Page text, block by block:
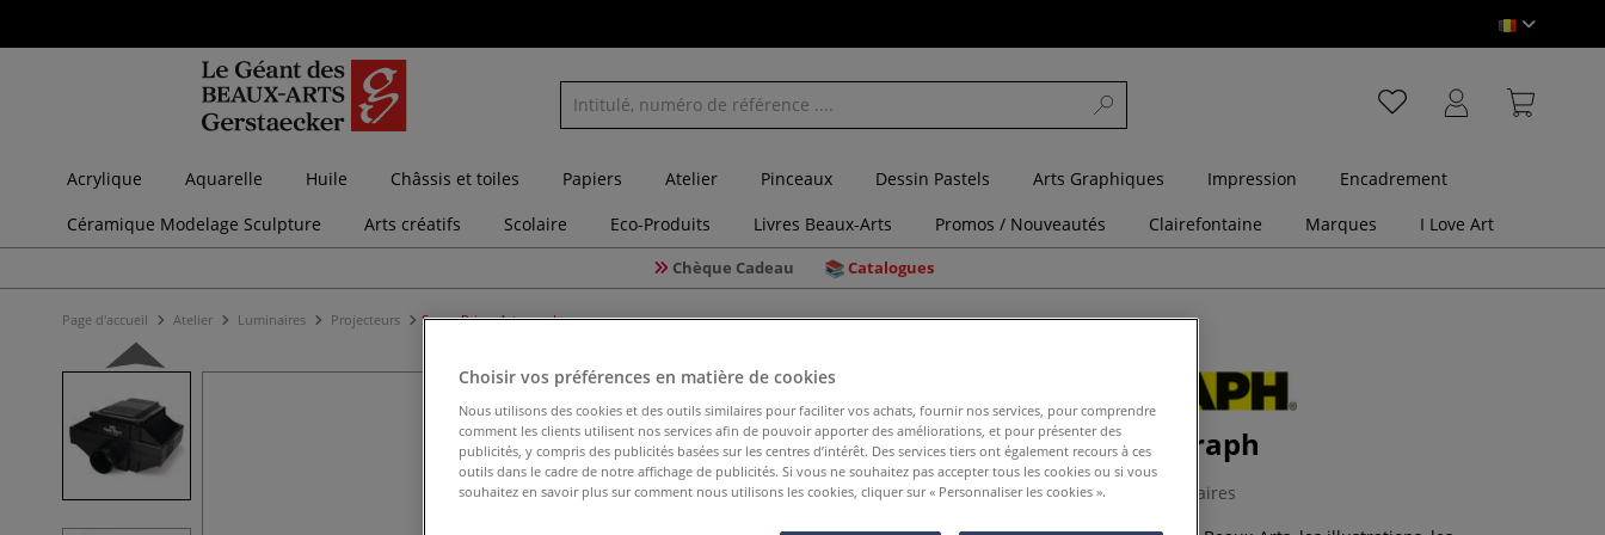
Acrylique Aquarelle Huile Châssis et toiles Papiers Atelier Pinceaux Dessin Pastels Arts Graphiques Impression
Encadrement
Céramique Modelage Sculpture
Arts créatifs Scolaire Eco-Produits Livres Beaux-Arts Promos / Nouveautés Clairefontaine Marques I Love Art
Chèque Cadeau Catalogues
Page d'accueil Atelier Luminaires Projecteurs Super Prism Artograph
Super Prism Artograph
0 Commentaires
Choisir vos préférences en matière de cookies
Nous utilisons des cookies et des outils similaires pour faciliter vos achats, fournir nos services, pour comprendre
comment les clients utilisent nos services afin de pouvoir apporter des améliorations, et pour présenter des
publicités, y compris des publicités basées sur les centres d’intérêt. Des services tiers ont également recours à ces
outils dans le cadre de notre affichage de publicités. Si vous ne souhaitez pas accepter tous les cookies ou si vous
souhaitez en savoir plus sur comment nous utilisons les cookies, cliquer sur « Personnaliser les cookies ».